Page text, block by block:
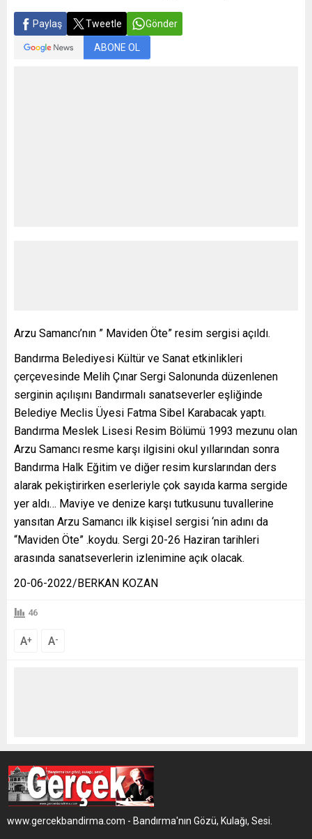
Paylaş Tweetle Gönder
ABONE OL
Arzu Samancı’nın ” Maviden Öte” resim sergisi açıldı.
Bandırma Belediyesi Kültür ve Sanat etkinlikleri
çerçevesinde Melih Çınar Sergi Salonunda düzenlenen
serginin açılışını Bandırmalı sanatseverler eşliğinde
Belediye Meclis Üyesi Fatma Sibel Karabacak yaptı.
Bandırma Meslek Lisesi Resim Bölümü 1993 mezunu olan
Arzu Samancı resme karşı ilgisini okul yıllarından sonra
Bandırma Halk Eğitim ve diğer resim kurslarından ders
alarak pekiştirirken eserleriyle çok sayıda karma sergide
yer aldı… Maviye ve denize karşı tutkusunu tuvallerine
yansıtan Arzu Samancı ilk kişisel sergisi ‘nin adını da
“Maviden Öte” .koydu. Sergi 20-26 Haziran tarihleri
arasında sanatseverlerin izlenimine açık olacak.
20-06-2022/BERKAN KOZAN
46
A+ A-
www.gercekbandirma.com - Bandırma'nın Gözü, Kulağı, Sesi.